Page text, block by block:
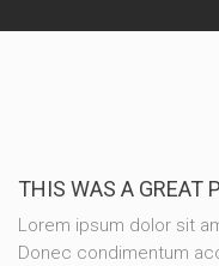
THIS WAS A GREAT
Lorem ipsum dolor sit
Donec condimentum